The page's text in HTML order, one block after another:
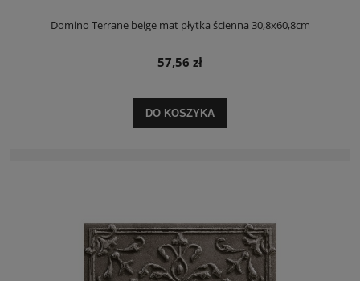
Domino Terrane beige mat płytka ścienna 30,8x60,8cm
57,56 zł
DO KOSZYKA